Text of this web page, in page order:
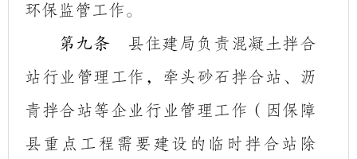
环保监管工作。
第九条 县住建局负责混凝土拌合
站行业管理工作，牵头砂石拌合站、沥
青拌合站等企业行业管理工作（因保障
县重点工程需要建设的临时拌合站除